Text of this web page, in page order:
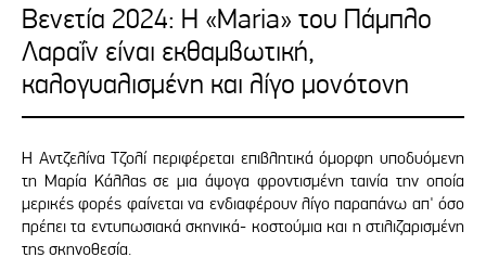
Βενετία 2024: Η «Maria» του Πάμπλο
Λαραΐν είναι εκθαμβωτική,
καλογυαλισμένη και λίγο μονότονη
Η Αντζελίνα Τζολί περιφέρεται επιβλητικά όμορφη υποδυόμενη
τη Μαρία Κάλλας σε μια άψογα φροντισμένη ταινία την οποία
μερικές φορές φαίνεται να ενδιαφέρουν λίγο παραπάνω απ' όσο
πρέπει τα εντυπωσιακά σκηνικά- κοστούμια και η στιλιζαρισμένη
της σκηνοθεσία.